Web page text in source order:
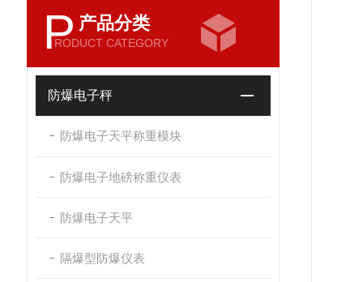
P 产品分类
RODUCT CATEGORY
防爆电子秤
防爆电子天平称重模块
防爆电子地磅称重仪表
防爆电子天平
隔爆型防爆仪表